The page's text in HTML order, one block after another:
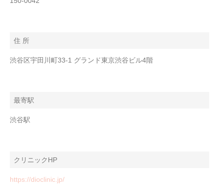
住 所
渋谷区宇田川町33-1 グランド東京渋谷ビル4階
最寄駅
渋谷駅
クリニックHP
https://dioclinic.jp/